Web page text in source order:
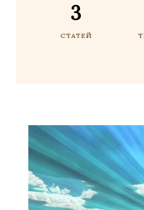
3
СТАТЕЙ